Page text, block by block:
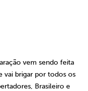
vem sendo feita
brigar por todos os
Brasileiro e